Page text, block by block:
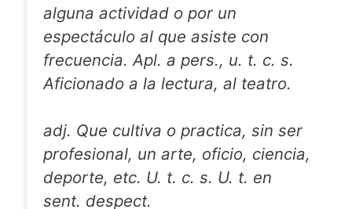
alguna actividad o por un
espectáculo al que asiste con
frecuencia. Apl. a pers., u. t. c. s.
Aficionado a la lectura, al teatro.
adj. Que cultiva o practica, sin ser
profesional, un arte, oficio, ciencia,
deporte, etc. U. t. c. s. U. t. en
sent. despect.